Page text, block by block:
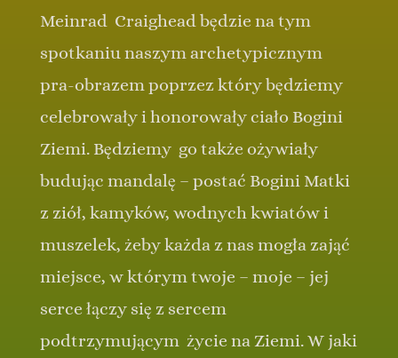
Meinrad Craighead będzie na tym
spotkaniu naszym archetypicznym
pra-obrazem poprzez który będziemy
celebrowały i honorowały ciało Bogini
Ziemi. Będziemy go także ożywiały
budując mandalę – postać Bogini Matki
z ziół, kamyków, wodnych kwiatów i
muszelek, żeby każda z nas mogła zająć
miejsce, w którym twoje – moje – jej
serce łączy się z sercem
podtrzymującym życie na Ziemi. W jaki